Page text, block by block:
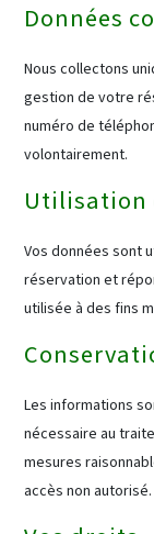
Données
Nous collectons
gestion de votre
numéro de
volontairement.
Utilisation
Vos données sont
réservation et
utilisée à des fins
Les informations
nécessaire au
mesures
accès non autorisé.